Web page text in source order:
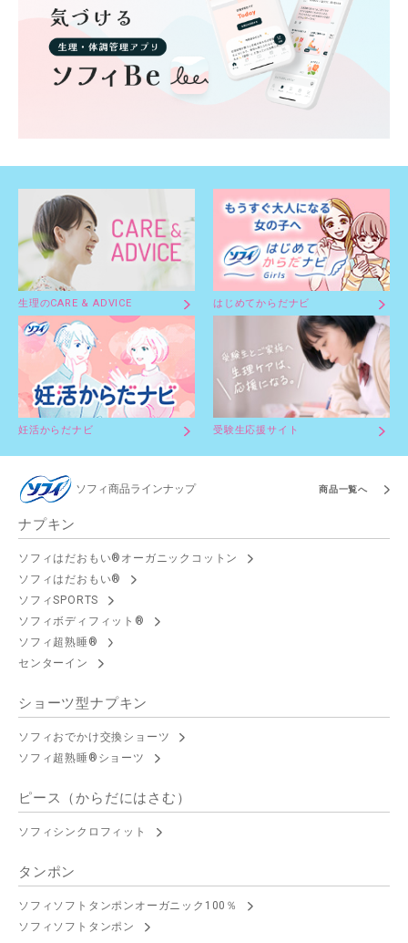
生理のCARE & ADVICE はじめてからだナビ
妊活からだナビ 受験生応援サイト
ソフィ商品ラインナップ 商品一覧へ
ナプキン
ソフィはだおもい®オーガニックコットン
ソフィはだおもい®
ソフィSPORTS
ソフィボディフィット®
ソフィ超熟睡®
センターイン
ショーツ型ナプキン
ソフィおでかけ交換ショーツ
ソフィ超熟睡®ショーツ
ピース（からだにはさむ）
ソフィシンクロフィット
タンポン
ソフィソフトタンポンオーガニック100％
ソフィソフトタンポン